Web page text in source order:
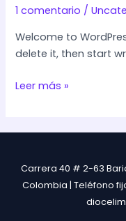
1 comentario /
Welcome to
delete it, then start
Leer más »
Carrera 40 # 2-63
Colombia | Teléfono